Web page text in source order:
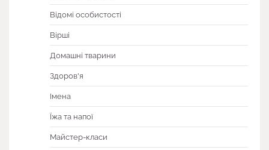
Відомі особистості
Вірші
Домашні тварини
Здоров'я
Імена
Їжа та напої
Майстер-класи